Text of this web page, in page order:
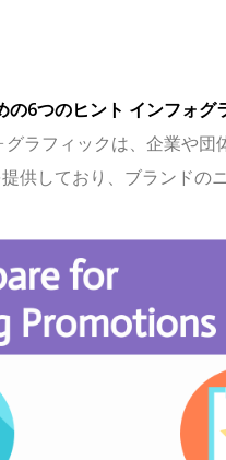
6つのヒント インフォグ
ラフィックは、企業や団
供しており、ブランドの